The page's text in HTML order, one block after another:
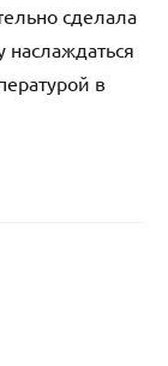
сделала
в